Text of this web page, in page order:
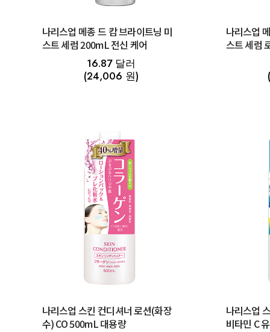
나리스업 메종 드 캄 브라이트닝 미
스트 세럼 200mL 전신 케어
16.87 달러
(24,006 원)
나리스업
스트 세럼
나리스업 스킨 컨디셔너 로션(화장
수) CO 500mL 대용량
나리스업
비타민 C